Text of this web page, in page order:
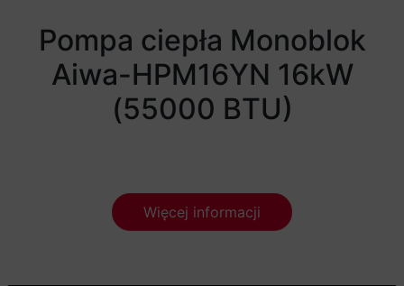
Pompa ciepła Monoblok
Aiwa-HPM16YN 16kW
(55000 BTU)
Więcej informacji